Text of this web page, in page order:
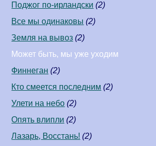
Поджог по-ирландски (2)
Все мы одинаковы (2)
Земля на вывоз (2)
Может быть, мы уже уходим
Финнеган (2)
Кто смеется последним (2)
Улети на небо (2)
Опять влипли (2)
Лазарь, Восстань! (2)